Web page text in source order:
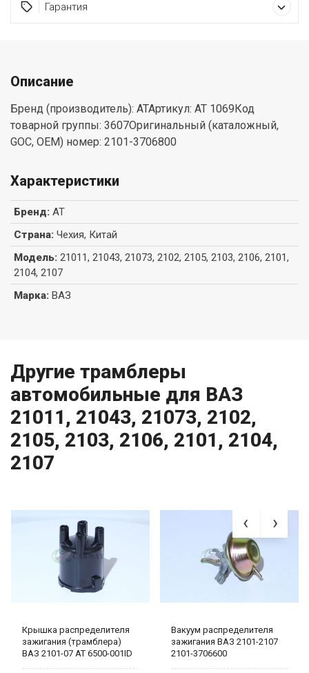
Гарантия
Описание
Бренд (производитель): АТАртикул: AT 1069Код
товарной группы: 3607Оригинальный (каталожный,
GOC, ОЕМ) номер: 2101-3706800
Характеристики
Бренд: AT
Страна: Чехия, Китай
Модель: 21011, 21043, 21073, 2102, 2105, 2103, 2106, 2101,
2104, 2107
Марка: ВАЗ
Другие трамблеры
автомобильные для ВАЗ
21011, 21043, 21073, 2102,
2105, 2103, 2106, 2101, 2104,
2107
Крышка распределителя
зажигания (трамблера)
ВАЗ 2101-07 AT 6500-001ID
Вакуум распределителя
зажигания ВАЗ 2101-2107
2101-3706600